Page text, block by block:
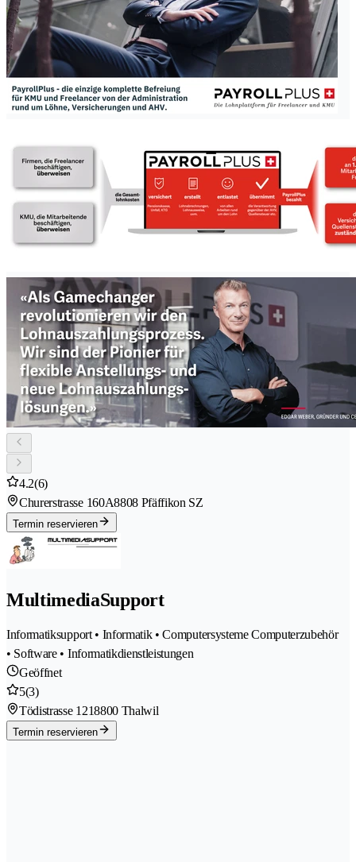
4.2(6)
Churerstrasse 160A8808 Pfäffikon SZ
Termin reservieren
MultimediaSupport
Informatiksupport • Informatik • Computersysteme Computerzubehör
• Software • Informatikdienstleistungen
Geöffnet
5(3)
Tödistrasse 1218800 Thalwil
Termin reservieren